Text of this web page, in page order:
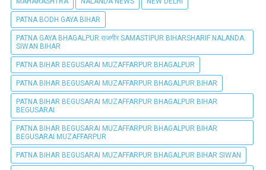
PATNA BODH GAYA BIHAR
PATNA GAYA BHAGALPUR राजगीर SAMASTIPUR BIHARSHARIF NALANDA
SIWAN BIHAR
PATNA BIHAR BEGUSARAI MUZAFFARPUR BHAGALPUR
PATNA BIHAR BEGUSARAI MUZAFFARPUR BHAGALPUR BIHAR
PATNA BIHAR BEGUSARAI MUZAFFARPUR BHAGALPUR BIHAR
BEGUSARAI
PATNA BIHAR BEGUSARAI MUZAFFARPUR BHAGALPUR BIHAR
BEGUSARAI MUZAFFARPUR
PATNA BIHAR BEGUSARAI MUZAFFARPUR BHAGALPUR BIHAR SIWAN